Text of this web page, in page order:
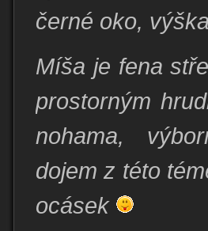
černé oko,
Míša je fena
prostorným
nohama,
dojem z této
ocásek